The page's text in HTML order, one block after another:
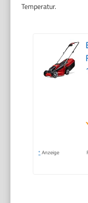
Temperatur.
* Anzeige